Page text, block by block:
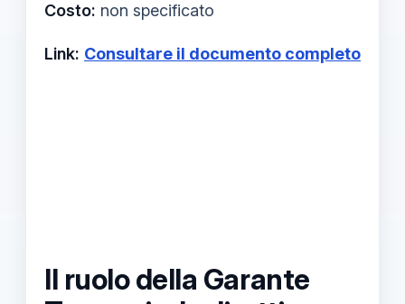
Costo: non specificato
Link: Consultare il documento completo
Il ruolo della Garante